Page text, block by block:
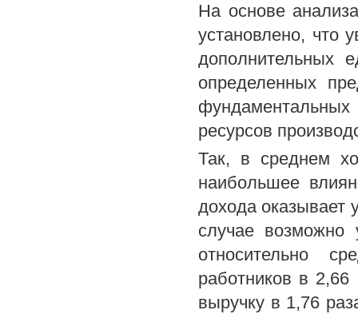
На основе
установлено, что
дополнительных
определенных
фундаментальных
ресурсов
Так, в среднем
наибольшее
дохода оказывает
случае
относительно
работников в
выручку в 1,76